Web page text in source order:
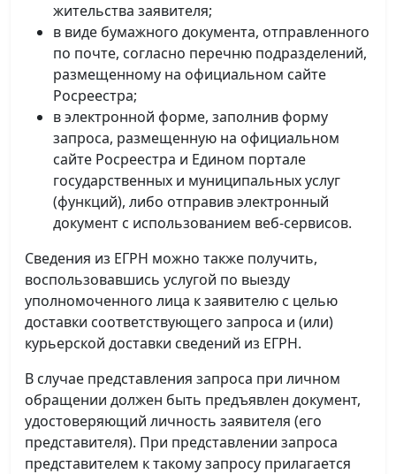
жительства заявителя;
в виде бумажного документа, отправленного
по почте, согласно перечню подразделений,
размещенному на официальном сайте
Росреестра;
в электронной форме, заполнив форму
запроса, размещенную на официальном
сайте Росреестра и Едином портале
государственных и муниципальных услуг
(функций), либо отправив электронный
документ с использованием веб-сервисов.
Сведения из ЕГРН можно также получить,
воспользовавшись услугой по выезду
уполномоченного лица к заявителю с целью
доставки соответствующего запроса и (или)
курьерской доставки сведений из ЕГРН.
В случае представления запроса при личном
обращении должен быть предъявлен документ,
удостоверяющий личность заявителя (его
представителя). При представлении запроса
представителем к такому запросу прилагается